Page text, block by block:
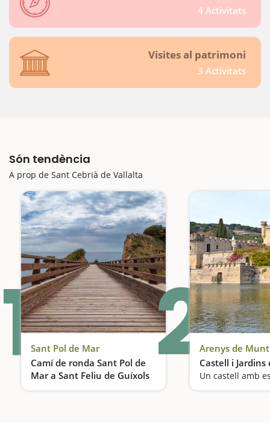
4 Activitats
Visites al patrimoni
3 Activitats
Són tendència
A prop de Sant Cebrià de Vallalta
1Sant Pol de Mar
Camí de ronda Sant Pol de
Mar a Sant Feliu de Guíxols
Entre cales, penya-segats i pinedes
2Arenys de Munt
Castell i Jardins
Un castell amb